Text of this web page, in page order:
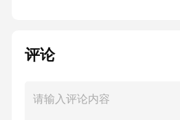
=4 D.(x+1
评论